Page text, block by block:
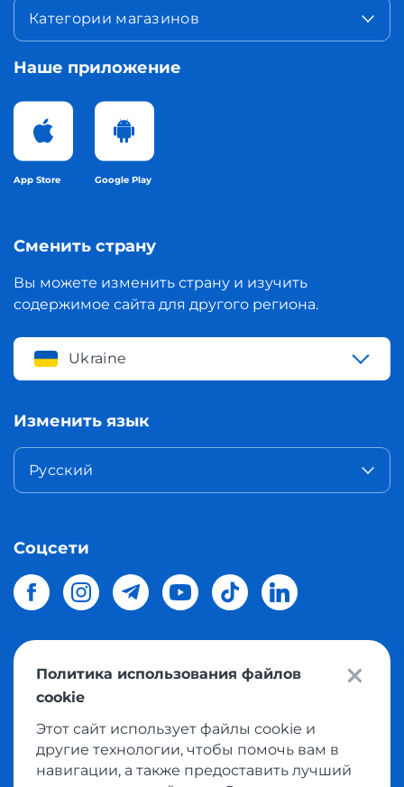
Категории магазинов
Наше приложение
App Store Google Play
Сменить страну
Вы можете изменить страну и изучить
содержимое сайта для другого региона.
Ukraine
Изменить язык
Русский
Соцсети
© 2026 Meest Shoppingдоставка покупок с интернет
магазинов мира в Украину.
Политика конфиденциальности
Публичная оферта
Политика использования файлов
cookie
Этот сайт использует файлы cookie и
другие технологии, чтобы помочь вам в
навигации, а также предоставить лучший